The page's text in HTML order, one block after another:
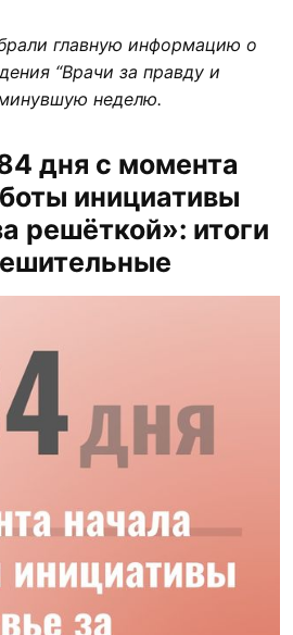
главную информацию о
“Врачи за правду и
неделю.
дня с момента
инициативы
решёткой»: итоги